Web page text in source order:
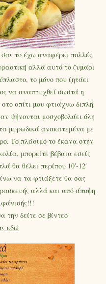
το έχω αναφέρει πολλές
αλλά αυτό το ζυμάρι
το μόνο που ζητάει
να αναπτυχθεί σωστά η
σπίτι μου φτιάχνω διπλή
ψήνονται μοσχοβολάει όλη
μυρωδικά ανακατεμένα με
Το πλάσιμο το έκανα στην
μπορείτε βέβαια εσείς
θα θέλει περίπου 10′-12′
να τα φτιάξετε θα σας
αλλά και από άποψη
την δείτε σε βίντεο
εδώ